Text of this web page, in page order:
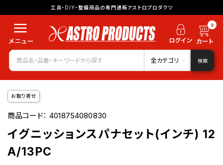
工具・DIY・整備用品の専門通販アストロプロダクツ
0
全カテゴリ 検索
お取り寄せ
商品コード：4018754080830
イグニッションスパナセット(インチ) 12
A/13PC